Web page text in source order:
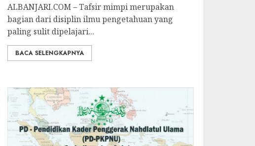
ALBANJARI.COM – Tafsir mimpi merupakan
bagian dari disiplin ilmu pengetahuan yang
paling sulit dipelajari...
BACA SELENGKAPNYA